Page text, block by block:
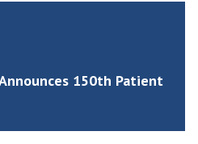
150th Patient